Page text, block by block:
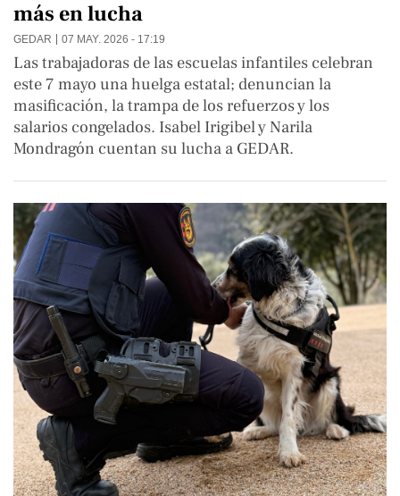
más en lucha
GEDAR 07 MAY. 2026 - 17:19
Las trabajadoras de las escuelas infantiles celebran
este 7 mayo una huelga estatal; denuncian la
masificación, la trampa de los refuerzos y los
salarios congelados. Isabel Irigibel y Narila
Mondragón cuentan su lucha a GEDAR.